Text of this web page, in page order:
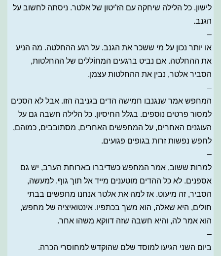
לישון. כל הלילה שיחקה עם הז'יטון של אלטר. ניסתה לחשוב על
הגנב.
–
או יותר נכון על מי ששכר את הגנב. על רגע ההחלטה. מה הניע
את ההחלטה. אם נביט ברגעים המחוֹללים של ההחלטות,
הסביר אלטר, נבין את ההחלטות עצמן.
–
המחפש אמר שנגנבו חמישה הדים בגניבה הזו. אבל לא הסכים
למסור פרטים נוספים. בגלל החיסיון. כל הלילה חשבה גם על
העוגנים האחרים, על המחפשים האחרים, מסתובבים, כמוהם,
לחפש נפשות זרות בגופים פגועים.
–
למרות ששוב, אמר המחפש כשדיברו בארוחת הערב, יש גם
אספנים. לא כל ההדים מוטענים מייד אל תוך גוף. למעשה,
הסביר, זה מיעוט. אז למה את אלטר אנחנו מחפשים בבתי
חולים, היא שאלה, הוא משך בכתפיו. אינטואיציה של מחפש,
הוא אמר לה, והיא חשבה שזה דווקא משהו אחר.
–
ביום השני הגיעו למוסד שלם שהוקדש למחוסרי הכרה.